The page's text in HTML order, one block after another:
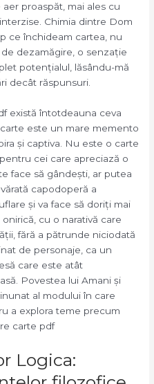
proaspăt, mai ales cu
Chimia dintre Dom
ce închideam cartea, nu
dezamăgire, o senzație
potențialul, lăsându-mă
decât răspunsuri.
există întotdeauna ceva
este un mare memento
și captiva. Nu este o carte
cei care apreciază o
face să gândești, ar putea
capodoperă a
și va face să doriți mai
cu o narativă care
fără a pătrunde niciodată
de personaje, ca un
care este atât
Povestea lui Amani și
al modului în care
a explora teme precum
carte pdf
Logica: